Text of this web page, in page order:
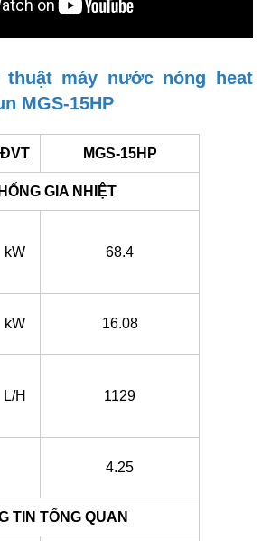
thuật máy nước nóng heat
MGS-15HP
ĐVT MGS-15HP
GIA NHIỆT
kW 68.4
kW 16.08
L/H 1129
4.25
TIN TỔNG QUAN